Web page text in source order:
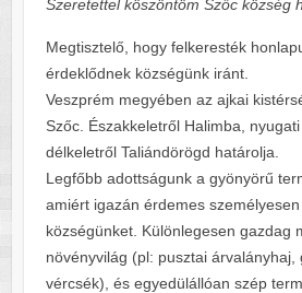
Szeretettel köszöntöm Szőc község
Megtisztelő, hogy felkeresték
érdeklődnek községünk iránt.
Veszprém megyében az ajkai
Szőc. Északkeletről Halimba,
délkeletről Taliándörögd határolja.
Legfőbb adottságunk a gyönyörű
amiért igazán érdemes
községünket. Különlegesen gazdag
növényvilág (pl: pusztai árvalányhaj,
vércsék), és egyedülállóan szép